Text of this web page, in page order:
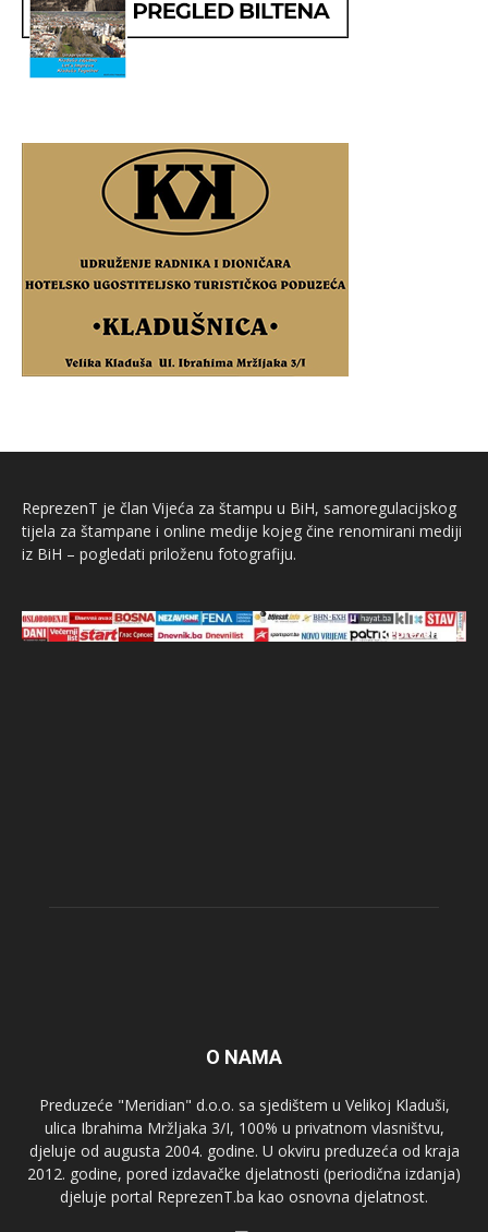
ReprezenT je član Vijeća za štampu u BiH, samoregulacijskog
tijela za štampane i online medije kojeg čine renomirani mediji
iz BiH – pogledati priloženu fotografiju.
O NAMA
Preduzeće "Meridian" d.o.o. sa sjedištem u Velikoj Kladuši,
ulica Ibrahima Mržljaka 3/I, 100% u privatnom vlasništvu,
djeluje od augusta 2004. godine. U okviru preduzeća od kraja
2012. godine, pored izdavačke djelatnosti (periodična izdanja)
djeluje portal ReprezenT.ba kao osnovna djelatnost.